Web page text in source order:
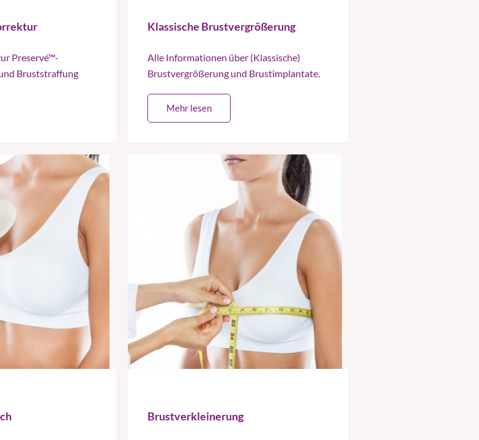
Preservé™-
Bruststraffung
Klassische Brustvergrößerung
Alle Informationen über (Klassische)
Brustvergrößerung und Brustimplantate.
Mehr lesen
Brustverkleinerung